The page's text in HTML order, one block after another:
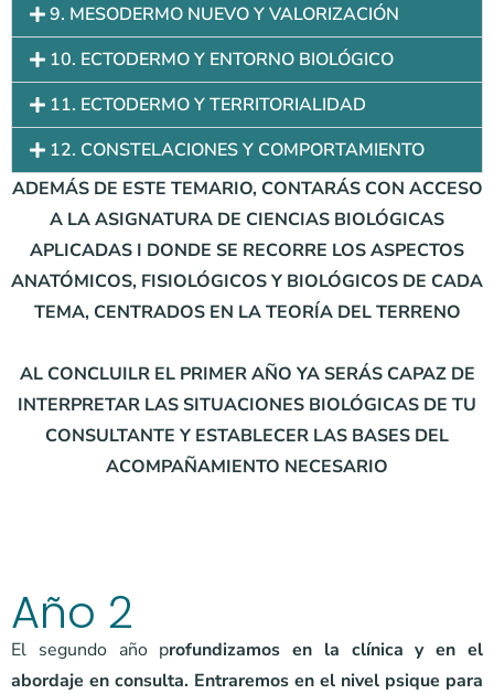
9. MESODERMO NUEVO Y VALORIZACIÓN
10. ECTODERMO Y ENTORNO BIOLÓGICO
11. ECTODERMO Y TERRITORIALIDAD
12. CONSTELACIONES Y COMPORTAMIENTO
ADEMÁS DE ESTE TEMARIO, CONTARÁS CON ACCESO
A LA ASIGNATURA DE CIENCIAS BIOLÓGICAS
APLICADAS I DONDE SE RECORRE LOS ASPECTOS
ANATÓMICOS, FISIOLÓGICOS Y BIOLÓGICOS DE CADA
TEMA, CENTRADOS EN LA TEORÍA DEL TERRENO
AL CONCLUILR EL PRIMER AÑO YA SERÁS CAPAZ DE
INTERPRETAR LAS SITUACIONES BIOLÓGICAS DE TU
CONSULTANTE Y ESTABLECER LAS BASES DEL
ACOMPAÑAMIENTO NECESARIO
Año 2
El segundo año profundizamos en la clínica y en el
abordaje en consulta. Entraremos en el nivel psique para